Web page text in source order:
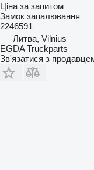
Ціна за запитом
Замок запалювання
2246591
Литва, Vilnius
EGDA Truckparts
Зв'язатися з